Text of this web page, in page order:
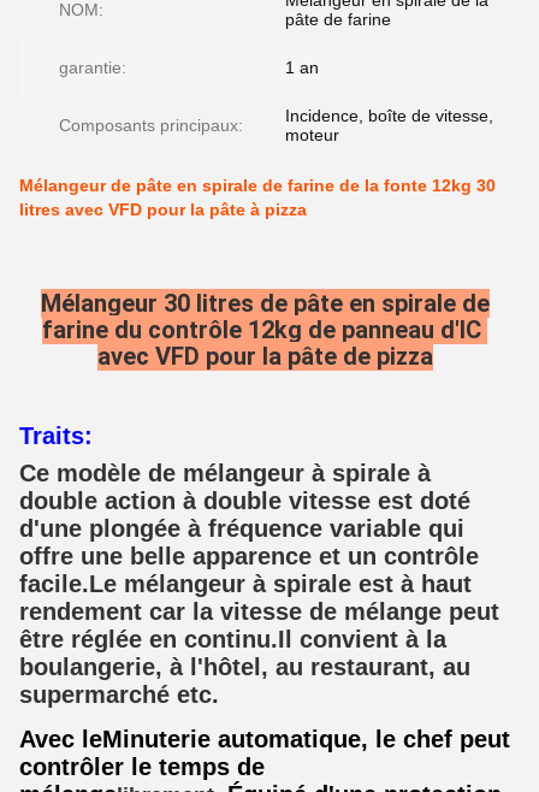
NOM:
pâte de farine
garantie: 1 an
Composants principaux:
Incidence, boîte de vitesse,
moteur
Mélangeur de pâte en spirale de farine de la fonte 12kg 30
litres avec VFD pour la pâte à pizza
Mélangeur 30 litres de pâte en spirale de
farine du contrôle 12kg de panneau d'IC ​​
avec VFD pour la pâte de pizza
Traits:
Ce modèle de mélangeur à spirale à
double action à double vitesse est doté
d'une plongée à fréquence variable qui
offre une belle apparence et un contrôle
facile.Le mélangeur à spirale est à haut
rendement car la vitesse de mélange peut
être réglée en continu.Il convient à la
boulangerie, à l'hôtel, au restaurant, au
supermarché etc.
Avec leMinuterie automatique, le chef peut
contrôler le temps de